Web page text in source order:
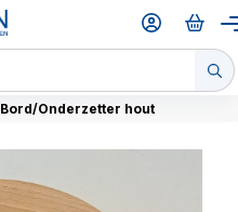
Bord/Onderzetter hout